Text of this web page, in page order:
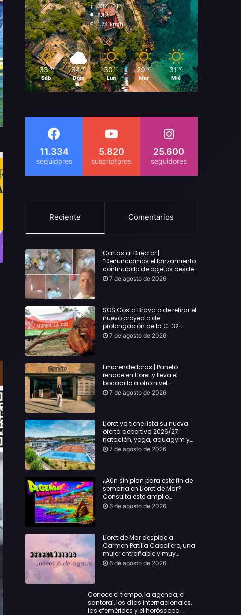
33º - 21º
83%
1.74 km/h
33 ℃
Sáb
34 ℃
Dom
30 ℃
Lun
29 ℃
Mar
31 ℃
Mié
11.334 5.820 25.600
Reciente Comentarios
Cartas al Director |
“Denunciamos el lanzamiento
continuado de objetos desde
alojamientos turísticos a
7 de agosto de 2026
SOS Costa Brava pide retirar el
nuevo proyecto de
prolongación de la C-32
hasta Lloret y reclama la
7 de agosto de 2026
Emprendedoras | Paneto
renace en Lloret y lleva el
bocadillo a otro nivel:
producto km 0 y espíritu
7 de agosto de 2026
Lloret ya tiene lista su nueva
oferta deportiva 2026/27:
natación, yoga, aquagym y
decenas de actividades para
7 de agosto de 2026
¿Aún sin plan para este fin de
semana en Lloret de Mar?
Consulta este amplio
recopilatorio de planes:
6 de agosto de 2026
Lloret de Mar despide a
Carmen Patilla Caballero, una
mujer entrañable y muy
querida
6 de agosto de 2026
Conoce el tiempo, la agenda, el
santoral, los días internacionales,
las efemérides y el horóscopo…